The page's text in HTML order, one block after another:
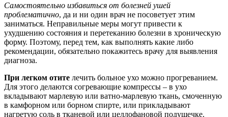
Самостоятельно избавиться от болезней ушей
проблематично, да и ни один врач не посоветует этим
заниматься. Неправильные меры могут привести к
ухудшению состояния и перетеканию болезни в хроническую
форму. Поэтому, перед тем, как выполнять какие либо
рекомендации, обязательно покажитесь врачу для выявления
диагноза.
При легком отите лечить больное ухо можно прогреванием.
Для этого делаются согревающие компрессы – в ухо
вкладывают марлевую или ватно-марлевую ткань, смоченную
в камфорном или борном спирте, или прикладывают
нагретую соль в тканевой или целлофановой подушечке.